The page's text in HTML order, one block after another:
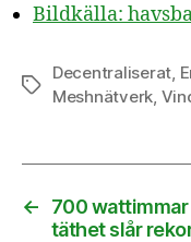
Bildkälla:
Etiketter
Decentraliserat,
Meshnätverk,
←
700
täthet slår